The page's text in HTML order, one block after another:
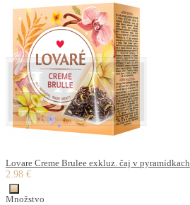
Lovare Creme Brulee exkluz. čaj v pyramídkach
2.98 €
Množstvo